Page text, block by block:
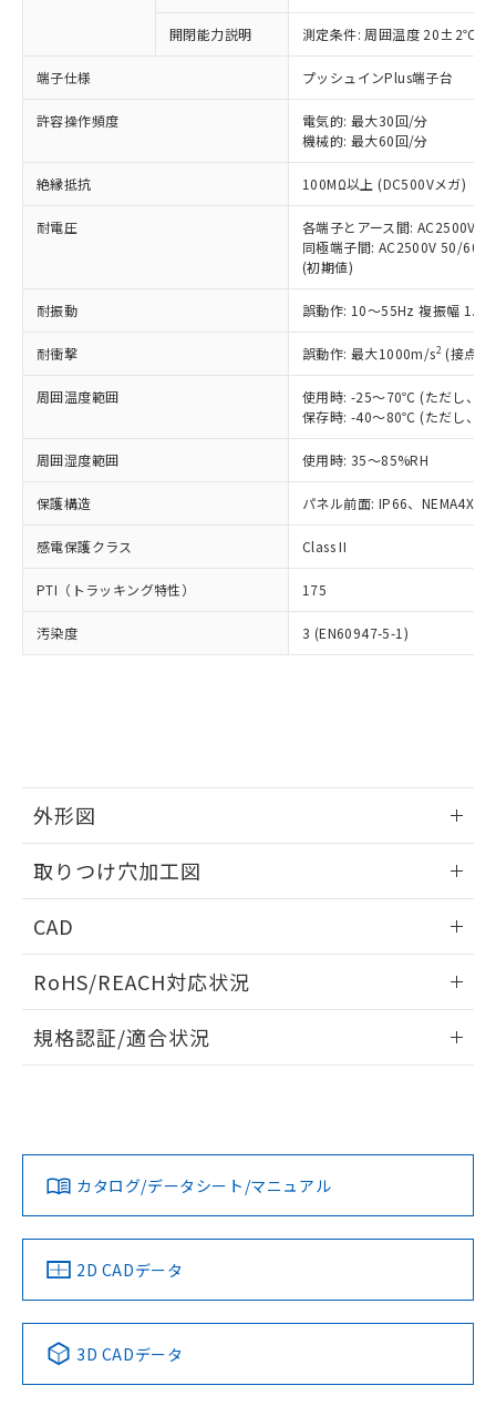
開閉能力説明 測定条件: 周囲温度 20±2℃、
端子仕様 プッシュインPlus端子台
許容操作頻度
電気的: 最大30回/分
機械的: 最大60回/分
絶縁抵抗 100MΩ以上 (DC500Vメガ)
耐電圧
各端子とアース間: AC2500V
同極端子間: AC2500V 50/
(初期値)
耐振動 誤動作: 10～55Hz 複振幅
耐衝撃 誤動作: 最大1000m/s2 (接点
周囲温度範囲
使用時: -25～70℃ (ただし、氷
保存時: -40～80℃ (ただし、氷
周囲湿度範囲 使用時: 35～85%RH
保護構造 パネル前面: IP66、NEMA4X,
感電保護クラス Class II
PTI（トラッキング特性） 175
汚染度 3 (EN60947-5-1)
外形図
取りつけ穴加工図
CAD
ドすることができます。
ログイン/会員登録
ダウンロードデータをご利用いただく前に、以下を必ずお読
みください。
ソフトウェアの使用条件
RoHS/REACH対応状況
EU RoHS 注意事項・凡例
対応済み
中国 RoHS 注意事項・凡例
Pb Hg Cd Cr(VI)
規格認証/適合状況
カタログ/データシート/マニュアル
2D CADデータ
3D CADデータ
以下の条件をお読みいただき、同意のうえ
本サービスは、当社制御機器事業取扱
商品の当社在庫状況および標準価格
(税抜)を提供させていただくもので
当社制御機器事業取扱商品の中には、
本サービスの対象外となる商品もある
ことをご了承ください。
在庫状況および標準価格照会結果は、
記載している更新日時点での社内デー
タに基づき作成されるものであり、閲
覧された時点での実際の在庫および標
準価格とは異なる場合があることをご
正式な納期状況および標準価格はお客
様のお取引先、またはお客様担当のオ
ムロン制御機器販売店・当社販売員に
オムロン制御機器販売店や当社販売拠
販売ネットワーク
」をご確認
ください。
在庫状況および標準価格結果を当社の
事前の承諾なく第三者に漏洩または開
示しないようお願いします。
マイパーツ機能（部品リスト作成サー
および当社の共同利用者が、当社の製
※当社の共同利用者とは、
の共同利用に関して"
の「1.共同利
対応予定なし：EU RoHS指令（10物質）の
定はありません。
調査・確認中：EU RoHS指令（10物質）の
非含有の対応状況を調査中または確認中の
非該当品：ライセンス料など無形物で、有
害物質有無と関係のない商品です。
仕入先様の事情により、非含有部品として
いたものが、含有品と判明した場合などや
むを得ず変更することがあります。
鉛(Pb) 1000ppm以下、 水銀(Hg) 1000ppm以下、 カド
六価クロム(Cr(Ⅵ)) 1000ppm以下、ポリ臭化ビフェニル
類(PBB) 1000ppm以下、ポリ臭化ジフェニルエーテル類
(PBDE) 1000ppm以下、フタル酸ビス(2-エチルヘキシ
ル) (DEHP)(別名：DOP) 1000ppm以下、フタル酸ブチ
ルベンジル（BBP） 1000ppm以下、フタル酸ジブチル
（DBP） 1000ppm以下、フタル酸ジイソブチル
(DIBP) 1000ppm以下
但し、RoHS指令で産業用監視および制御機器に対する
フタル酸エステル類の４物質については閾値を超える意
図的な使用がないことを確認しています。
※2 対応予定月
部品在庫の切り替え状況などにより、予定
月が前後することがあります。
とができます。
EU RoHS指令（10物質）の非含有証明書
ものではありません。
また、RoHS指令のフタル酸エステル類４
物質の対応では、対応完了までの期間は出
荷製品に未対応品が混在することから備考
欄に対応日を記載しておりました。
※1 中国RoHS○×表
「○」：最大均質材料含有率が中国RoHSの
基準値以下であることを示します。
「×」：最大均質材料含有率が中国RoHSの
基準値を超えていることを示します。
「－」：未確認です。当社販売部門へお問
Cr(Ⅵ)(六価クロム) : 1000ppm、 PBBs(ポリ臭化ビフェ
ニル類) : 1000ppm、 PBDEs(ポリ臭化ジフェニルエーテ
ル類) : 1000ppm、
DBP(フタル酸ジブチル) : 1000ppm、 DIBP(フタル酸ジ
イソブチル) : 1000ppm、 BBP(フタル酸ブチルベンジ
ル) : 1000ppm、
※2 環境保護使用期限
「ｅ」：有害物質（10物質）のすべてが基
準値以下であることを示します。
「10」：通常の使用状況下において有害物
質が外部に漏えいし、環境に深刻な影響を
当社は、これら貴社製品のうち、外国
為替および外国貿易法に定める商品
（以下｢規制貨物等」という）を輸出
または国外への提供する場合は、日本
国政府の輸出許可(または役務取引許
可)を取得するなどの必要な手続きを
当社は規制貨物を破棄する場合は、完
全に破砕するなど、違法に輸出されな
いよう必要な手段を講じます。
当社は貴社製品を、核兵器、ミサイ
ル、化学兵器、生物兵器またはその他
武器並びにこれらの製造装置等に一切
使用いたしません。
当社は、貴社製品を第三者に販売する
場合は、上記1、2および3の内容を当
該第三者に通知します。また当社は、
販売先および販売に係わる関係者が違
法に輸出するおそれがある場合は、取
○ 一定数以上の在庫あり
一定数には満たないが在庫あり
在庫なし(最新の在庫状況につ
いては、お客様のお取引先、ま
たはお客様担当のオムロン制御
機器販売店・当社販売員にご確
認ください)
受注生産機種、また在庫状況の